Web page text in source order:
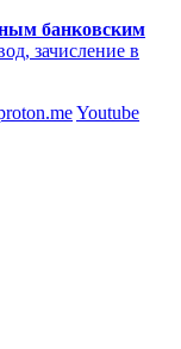
банковским
зачисление в
Youtube